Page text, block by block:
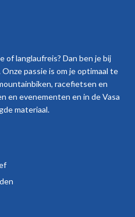
of langlaufreis? Dan ben je bij
passie is om je optimaal te
racefietsen en
en evenementen en in de Vasa
materiaal.